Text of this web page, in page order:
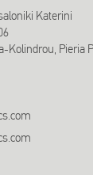
Katerini
Kolindrou, Pieria